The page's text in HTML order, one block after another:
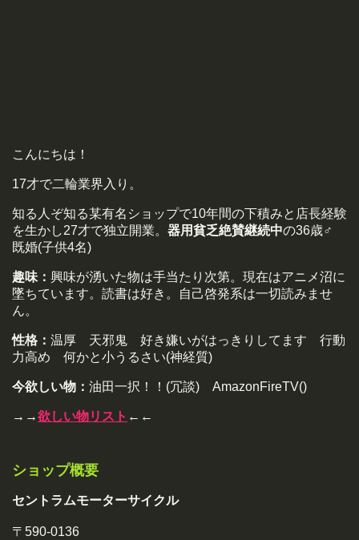
こんにちは！
17才で二輪業界入り。
知る人ぞ知る某有名ショップで10年間の下積みと店長経験
を生かし27才で独立開業。 器用貧乏絶賛継続中の36歳♂
既婚(子供4名)
趣味： 興味が湧いた物は手当たり次第。現在はアニメ沼に
墜ちています。読書は好き。自己啓発系は一切読みませ
ん。
性格： 温厚 天邪鬼 好き嫌いがはっきりしてます 行動
力高め 何かと小うるさい(神経質)
今欲しい物： 油田一択！！(冗談) AmazonFireTV()
→→欲しい物リスト ←←
ショップ概要
セントラムモーターサイクル
〒590-0136